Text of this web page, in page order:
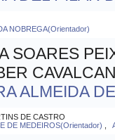
NOBREGA(Orientador)
SOARES
ALMEIDA
DE CASTRO
DE MEDEIROS(Orientador)